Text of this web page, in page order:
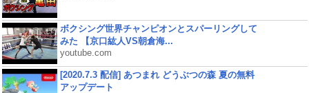
ボクシング世界チャンピオンとスパーリングして
みた 【京口紘人VS朝倉海...
youtube.com
[2020.7.3 配信] あつまれ どうぶつの森 夏の無料
アップデート